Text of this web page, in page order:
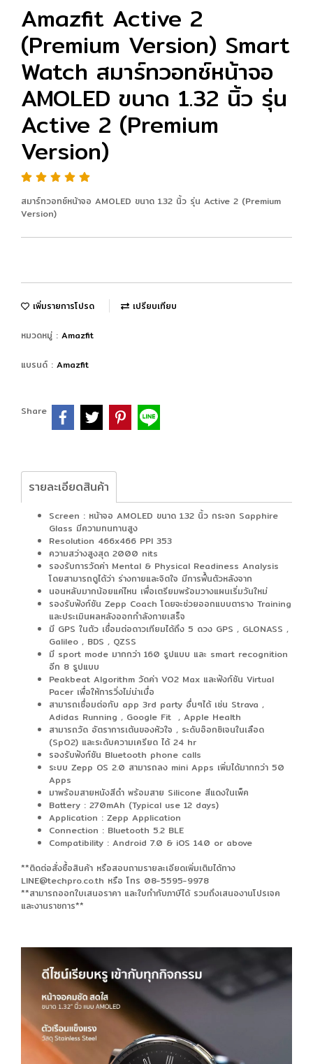
Amazfit Active 2
(Premium Version) Smart
Watch สมาร์ทวอทช์หน้าจอ
AMOLED ขนาด 1.32 นิ้ว รุ่น
Active 2 (Premium
Version)
สมาร์ทวอทช์หน้าจอ AMOLED ขนาด 1.32 นิ้ว รุ่น Active 2 (Premium
Version)
เพิ่มรายการโปรด เปรียบเทียบ
หมวดหมู่ : Amazfit
แบรนด์ : Amazfit
Share
รายละเอียดสินค้า
Screen : หน้าจอ AMOLED ขนาด 1.32 นิ้ว กระจก Sapphire
Glass มีความทนทานสูง
Resolution 466x466 PPI 353
ความสว่างสูงสุด 2000 nits
รองรับการวัดค่า Mental & Physical Readiness Analysis
โดยสามารถดูได้ว่า ร่างกายและจิตใจ มีการฟื้นตัวหลังจาก
นอนหลับมากน้อยแค่ไหน เพื่อเตรียมพร้อมวางแผนเริ่มวันใหม่
รองรับฟังก์ชัน Zepp Coach โดยจะช่วยออกแบบตาราง Training
และประเมินผลหลังออกกำลังกายเสร็จ
มี GPS ในตัว เชื่อมต่อดาวเทียมได้ถึง 5 ดวง GPS , GLONASS ,
Galileo , BDS , QZSS
มี sport mode มากกว่า 160 รูปแบบ และ smart recognition
อีก 8 รูปแบบ
Peakbeat Algorithm วัดค่า VO2 Max และฟังก์ชัน Virtual
Pacer เพื่อให้การวิ่งไม่น่าเบื่อ
สามารถเชื่อมต่อกับ app 3rd party อื่นๆได้ เช่น Strava ,
Adidas Running , Google Fit , Apple Health
สามารถวัด อัตราการเต้นของหัวใจ , ระดับอ๊อกซิเจนในเลือด
(SpO2) และระดับความเครียด ได้ 24 hr
รองรับฟังก์ชัน Bluetooth phone calls
ระบบ Zepp OS 2.0 สามารถลง mini Apps เพิ่มได้มากกว่า 50
Apps
มาพร้อมสายหนังสีดำ พร้อมสาย Silicone สีแดงในเพ็ค
Battery : 270mAh (Typical use 12 days)
Application : Zepp Application
Connection : Bluetooth 5.2 BLE
Compatibility : Android 7.0 & iOS 14.0 or above
**ติดต่อสั่งซื้อสินค้า หรือสอบถามรายละเอียดเพิ่มเติมได้ทาง
LINE@techpro.co.th หรือ โทร 08-5595-9978
**สามารถออกใบเสนอราคา และใบกำกับภาษีได้ รวมถึงเสนองานโปรเจค
และงานราชการ**